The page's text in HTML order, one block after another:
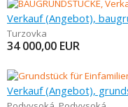
Verkauf (Angebot),
Turzovka
34 000,00 EUR
Verkauf (Angebot),